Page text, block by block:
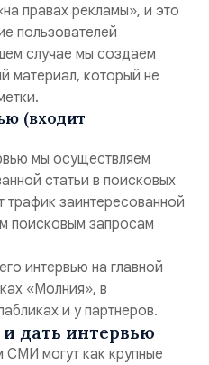
правах рекламы», и это
пользователей
случае мы создаем
материал, который не
(входит
мы осуществляем
статьи в поисковых
трафик заинтересованной
поисковым запросам
интервью на главной
«Молния», в
и у партнеров.
дать интервью
СМИ могут как крупные